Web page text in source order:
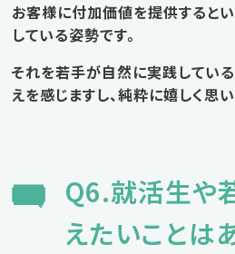
お客様に付加価値を提供すると
している姿勢です。
それを若手が自然に実践してい
えを感じますし、純粋に嬉しく思い
Q6.就活生や
えたいことは